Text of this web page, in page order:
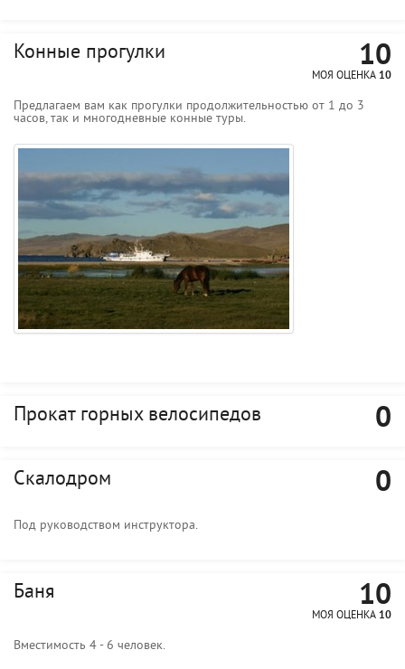
Конные прогулки 10
МОЯ ОЦЕНКА 10
Предлагаем вам как прогулки продолжительностью от 1 до 3
часов, так и многодневные конные туры.
Прокат горных велосипедов 0
Скалодром 0
Под руководством инструктора.
Баня 10
МОЯ ОЦЕНКА 10
Вместимость 4 - 6 человек.